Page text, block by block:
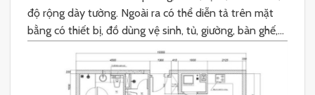
độ rộng dày tường. Ngoài ra có thể diễn tả trên mặt
bằng có thiết bị, đồ dùng vệ sinh, tủ, giường, bàn ghế,…